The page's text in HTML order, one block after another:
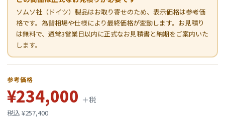
ソムソ社（ドイツ）製品はお取り寄せのため、表示価格は参考価
格です。為替相場や仕様により最終価格が変動します。お見積り
は無料で、通常3営業日以内に正式なお見積書と納期をご案内いた
します。
参考価格
¥234,000 ＋税
税込 ¥257,400